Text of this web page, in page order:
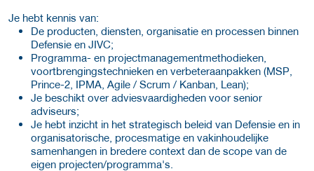
Je hebt kennis van:
De producten, diensten, organisatie en processen binnen
Defensie en JIVC;
Programma- en projectmanagementmethodieken,
voortbrengingstechnieken en verbeteraanpakken (MSP,
Prince-2, IPMA, Agile / Scrum / Kanban, Lean);
Je beschikt over adviesvaardigheden voor senior
adviseurs;
Je hebt inzicht in het strategisch beleid van Defensie en in
organisatorische, procesmatige en vakinhoudelijke
samenhangen in bredere context dan de scope van de
eigen projecten/programma's.